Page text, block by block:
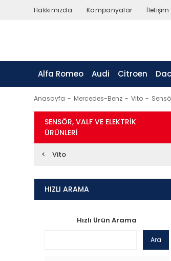
Hakkımızda Kampanyalar İletişim
Alfa Romeo Audi Citroen
Anasayfa Mercedes-Benz Vito
SENSÖR, VALF VE ELEKTRIK
ÜRÜNLERI
Vito
HIZLI ARAMA
Hızlı Ürün Arama
Ara